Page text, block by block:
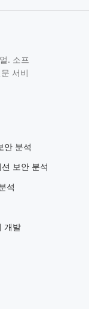
. 소프
서비
안 분석
보안 분석
석
개발